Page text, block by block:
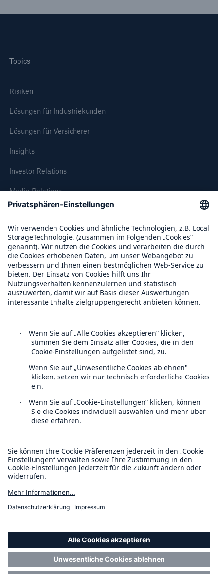
Topics
Risiken
Lösungen für Industriekunden
Lösungen für Versicherer
Insights
Investor Relations
Media Relations
Compliance
Über Munich Re
Munich Re Weltweit
Datenschutz
Rechtliche Hinweise
Sitemap
Impressum
Munich Re’s Statement on the UK Modern Slavery Act